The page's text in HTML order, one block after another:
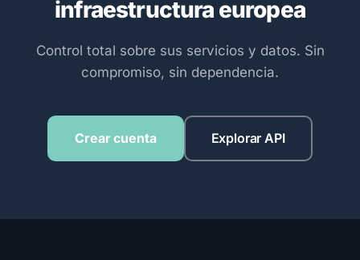
infraestructura europea
Control total sobre sus servicios y datos. Sin
compromiso, sin dependencia.
Crear cuenta Explorar API